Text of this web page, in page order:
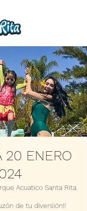
20 ENERO
Acuatico Santa Rita
de tu diversión!!